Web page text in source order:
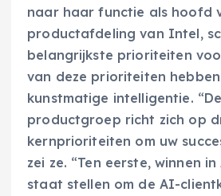
naar haar functie als hoofd
productafdeling van Intel,
belangrijkste prioriteiten
van deze prioriteiten
kunstmatige intelligentie.
productgroep richt zich op
kernprioriteiten om uw
zei ze. “Ten eerste, winnen in
staat stellen om de AI-